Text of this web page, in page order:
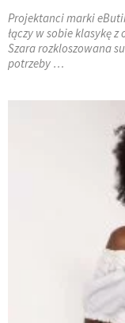
Projektanci marki
łączy w sobie klasykę
Szara rozkloszowana
potrzeby …